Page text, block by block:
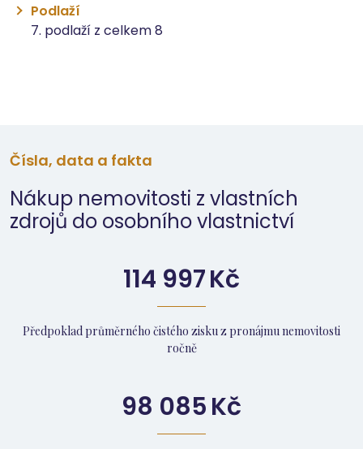
Podlaží
7. podlaží z celkem 8
Čísla, data a fakta
Nákup nemovitosti z vlastních
zdrojů do osobního vlastnictví
114 997Kč
Předpoklad průměrného čistého zisku z pronájmu nemovitosti
ročně
98 085Kč